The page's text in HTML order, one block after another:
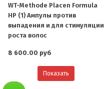
WT-Methode Placen Formula
HP (1) Ампулы против
выпадения и для стимуляции
роста волос
8 600.00 руб
Показать